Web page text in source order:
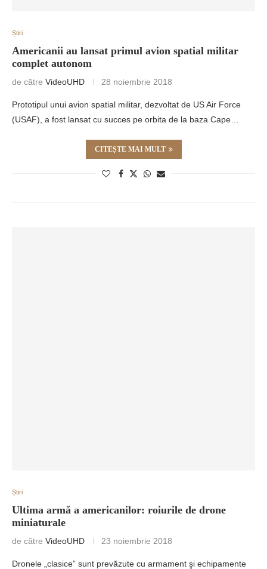
Știri
Americanii au lansat primul avion spatial militar
complet autonom
de către VideoUHD 28 noiembrie 2018
Prototipul unui avion spatial militar, dezvoltat de US Air Force
(USAF), a fost lansat cu succes pe orbita de la baza Cape…
CITEȘTE MAI MULT
Știri
Ultima armă a americanilor: roiurile de drone
miniaturale
de către VideoUHD 23 noiembrie 2018
Dronele „clasice” sunt prevăzute cu armament şi echipamente